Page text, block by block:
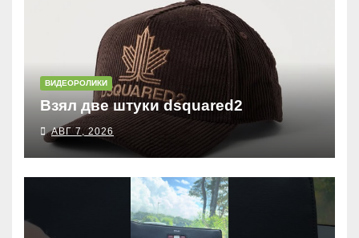
ВИДЕОРОЛИКИ
Взял две штуки dsquared2
АВГ 7, 2026